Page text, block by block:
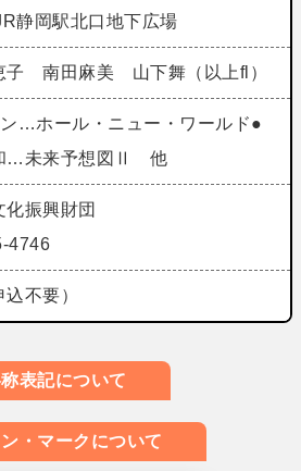
静岡駅北口地下広場
子 南田麻美 山下舞（以上fl）
…ホール・ニュー・ワールド●
…未来予想図Ⅱ 他
化振興財団
4746
込不要）
表記について
・マークについて